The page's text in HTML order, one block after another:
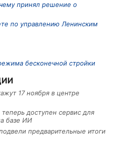
принял решение о
по управлению Ленинским
бесконечной стройки
17 ноября в центре
доступен сервис для
базе ИИ
предварительные итоги